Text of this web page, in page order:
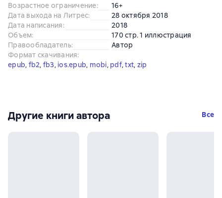
Возрастное ограничение:
16+
Дата выхода на Литрес:
28 октября 2018
Дата написания:
2018
Объем:
170 стр. 1 иллюстрация
Правообладатель:
Автор
Формат скачивания:
epub, fb2, fb3, ios.epub, mobi, pdf, txt, zip
Другие книги автора Все